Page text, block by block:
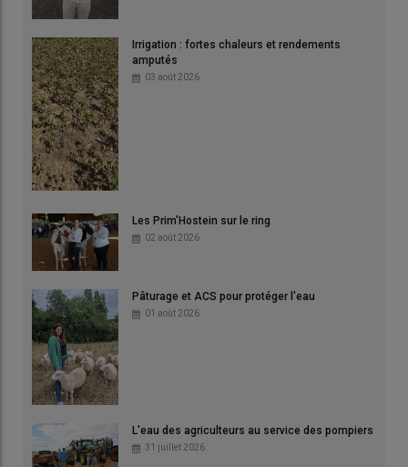
Irrigation : fortes chaleurs et rendements
amputés
03 août 2026
Les Prim'Hostein sur le ring
02 août 2026
Pâturage et ACS pour protéger l'eau
01 août 2026
L'eau des agriculteurs au service des pompiers
31 juillet 2026